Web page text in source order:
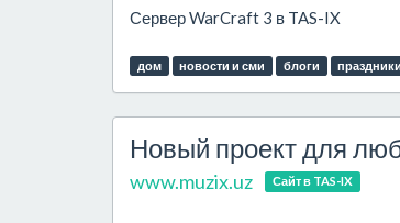
Сервер WarCraft 3 в TAS-IX
дом новости и сми блоги праздники
Новый проект для
www.muzix.uz Сайт в TAS-IX